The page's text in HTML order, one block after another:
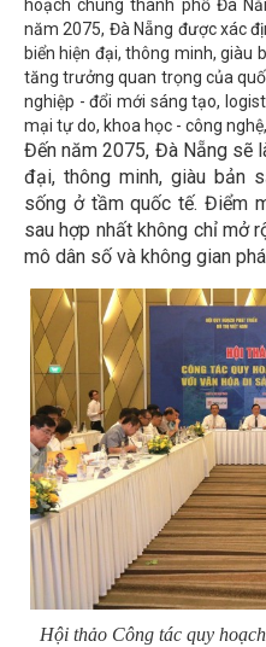
hoạch chung thành phố Đà
năm 2075, Đà Nẵng được xác
biển hiện đại, thông minh, giàu
tăng trưởng quan trọng của
nghiệp - đổi mới sáng tạo,
mại tự do, khoa học - công nghệ,
Đến năm 2075, Đà Nẵng sẽ
đại, thông minh, giàu bản
sống ở tầm quốc tế. Điểm
sau hợp nhất không chỉ mở
mô dân số và không gian
Hội thảo Công tác quy